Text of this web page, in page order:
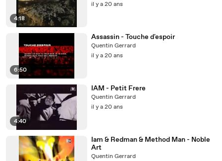
4:18
il y a 20 ans
6:50
Assassin - Touche d'espoir
Quentin Gerrard
il y a 20 ans
4:40
IAM - Petit Frere
Quentin Gerrard
il y a 20 ans
Iam & Redman & Method Man - Noble
Art
Quentin Gerrard